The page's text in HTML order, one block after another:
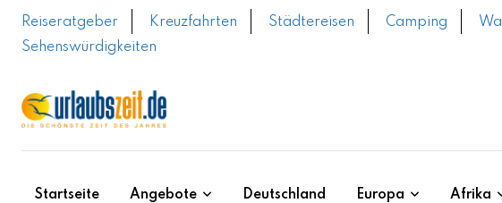
Skip
Reiseratgeber Kreuzfahrten Städtereisen Camping
Sehenswürdigkeiten
Startseite Angebote Deutschland Europa Afrika